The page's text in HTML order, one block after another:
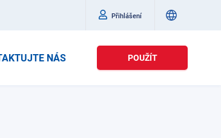
Přihlášení
NÁS POUŽÍT